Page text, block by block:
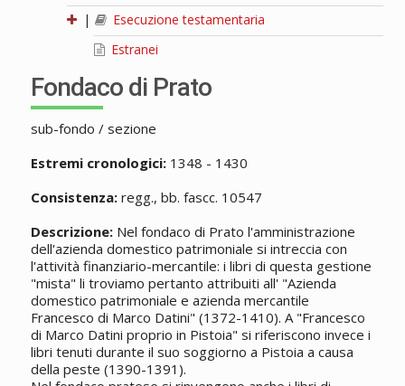
|
Esecuzione testamentaria
Estranei
Fondaco di Prato
sub-fondo / sezione
Estremi cronologici:1348 - 1430
Consistenza:regg., bb. fascc. 10547
Descrizione:Nel fondaco di Prato l'amministrazione
dell'azienda domestico patrimoniale si intreccia con
l'attività finanziario-mercantile: i libri di questa gestione
"mista" li troviamo pertanto attribuiti all' "Azienda
domestico patrimoniale e azienda mercantile
Francesco di Marco Datini" (1372-1410). A "Francesco
di Marco Datini proprio in Pistoia" si riferiscono invece i
libri tenuti durante il suo soggiorno a Pistoia a causa
della peste (1390-1391).